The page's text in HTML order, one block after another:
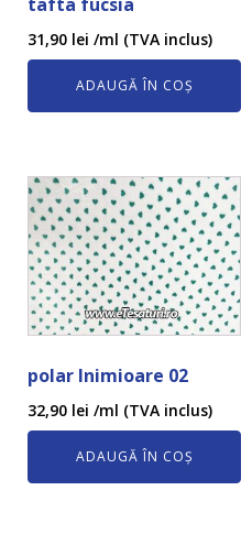
31,90 lei /ml (TVA inclus)
ADAUGĂ ÎN COȘ
polar Inimioare 02
32,90 lei /ml (TVA inclus)
ADAUGĂ ÎN COȘ